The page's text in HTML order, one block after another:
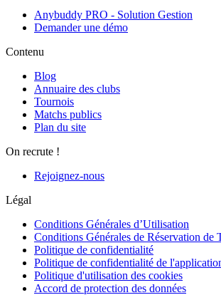
Anybuddy PRO - Solution Gestion
Demander une démo
Contenu
Blog
Annuaire des clubs
Tournois
Matchs publics
Plan du site
On recrute !
Rejoignez-nous
Légal
Conditions Générales d’Utilisation
Conditions Générales de Réservation de
Politique de confidentialité
Politique de confidentialité de
Politique d'utilisation des cookies
Accord de protection des données